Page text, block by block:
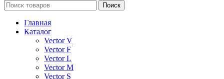
Поиск
Главная
Каталог
Vector V
Vector F
Vector L
Vector M
Vector S